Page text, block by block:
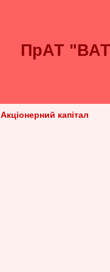
ПрАТ
Акціонерний капітал